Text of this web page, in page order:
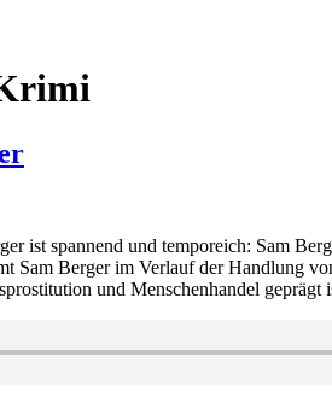
ist spannend und temporeich: Sam
Sam Berger im Verlauf der Handlung
und Menschenhandel geprägt